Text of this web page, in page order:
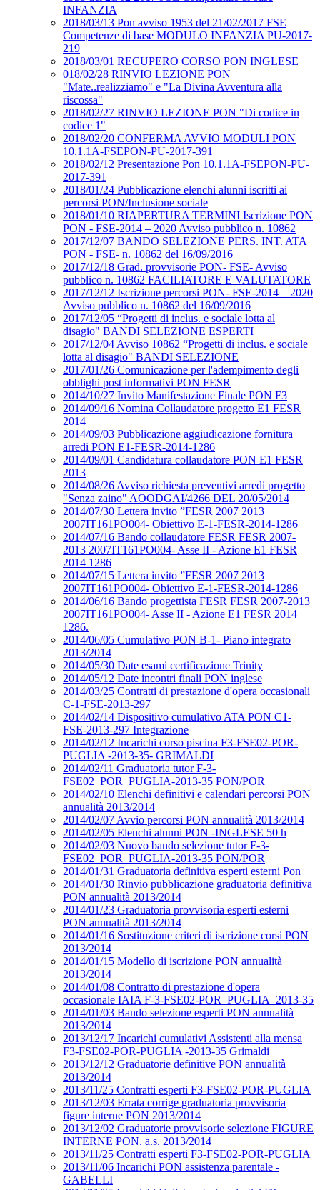
INFANZIA
2018/03/13 Pon avviso 1953 del 21/02/2017 FSE
Competenze di base MODULO INFANZIA PU-2017-
219
2018/03/01 RECUPERO CORSO PON INGLESE
018/02/28 RINVIO LEZIONE PON
"Mate..realizziamo" e "La Divina Avventura alla
riscossa"
2018/02/27 RINVIO LEZIONE PON "Di codice in
codice 1"
2018/02/20 CONFERMA AVVIO MODULI PON
10.1.1A-FSEPON-PU-2017-391
2018/02/12 Presentazione Pon 10.1.1A-FSEPON-PU-
2017-391
2018/01/24 Pubblicazione elenchi alunni iscritti ai
percorsi PON/Inclusione sociale
2018/01/10 RIAPERTURA TERMINI Iscrizione PON
PON - FSE-2014 – 2020 Avviso pubblico n. 10862
2017/12/07 BANDO SELEZIONE PERS. INT. ATA
PON - FSE- n. 10862 del 16/09/2016
2017/12/18 Grad. provvisorie PON- FSE- Avviso
pubblico n. 10862 FACILIATORE E VALUTATORE
2017/12/12 Iscrizione percorsi PON- FSE-2014 – 2020
Avviso pubblico n. 10862 del 16/09/2016
2017/12/05 “Progetti di inclus. e sociale lotta al
disagio" BANDI SELEZIONE ESPERTI
2017/12/04 Avviso 10862 “Progetti di inclus. e sociale
lotta al disagio" BANDI SELEZIONE
2017/01/26 Comunicazione per l'adempimento degli
obblighi post informativi PON FESR
2014/10/27 Invito Manifestazione Finale PON F3
2014/09/16 Nomina Collaudatore progetto E1 FESR
2014
2014/09/03 Pubblicazione aggiudicazione fornitura
arredi PON E1-FESR-2014-1286
2014/09/01 Candidatura collaudatore PON E1 FESR
2013
2014/08/26 Avviso richiesta preventivi arredi progetto
"Senza zaino" AOODGAI/4266 DEL 20/05/2014
2014/07/30 Lettera invito ”FESR 2007 2013
2007IT161PO004- Obiettivo E-1-FESR-2014-1286
2014/07/16 Bando collaudatore FESR FESR 2007-
2013 2007IT161PO004- Asse II - Azione E1 FESR
2014 1286
2014/07/15 Lettera invito ”FESR 2007 2013
2007IT161PO004- Obiettivo E-1-FESR-2014-1286
2014/06/16 Bando progettista FESR FESR 2007-2013
2007IT161PO004- Asse II - Azione E1 FESR 2014
1286.
2014/06/05 Cumulativo PON B-1- Piano integrato
2013/2014
2014/05/30 Date esami certificazione Trinity
2014/05/12 Date incontri finali PON inglese
2014/03/25 Contratti di prestazione d'opera occasionali
C-1-FSE-2013-297
2014/02/14 Dispositivo cumulativo ATA PON C1-
FSE-2013-297 Integrazione
2014/02/12 Incarichi corso piscina F3-FSE02-POR-
PUGLIA -2013-35- GRIMALDI
2014/02/11 Graduatoria tutor F-3-
FSE02_POR_PUGLIA-2013-35 PON/POR
2014/02/10 Elenchi definitivi e calendari percorsi PON
annualità 2013/2014
2014/02/07 Avvio percorsi PON annualità 2013/2014
2014/02/05 Elenchi alunni PON -INGLESE 50 h
2014/02/03 Nuovo bando selezione tutor F-3-
FSE02_POR_PUGLIA-2013-35 PON/POR
2014/01/31 Graduatoria definitiva esperti esterni Pon
2014/01/30 Rinvio pubblicazione graduatoria definitiva
PON annualità 2013/2014
2014/01/23 Graduatoria provvisoria esperti esterni
PON annualità 2013/2014
2014/01/16 Sostituzione criteri di iscrizione corsi PON
2013/2014
2014/01/15 Modello di iscrizione PON annualità
2013/2014
2014/01/08 Contratto di prestazione d'opera
occasionale IAIA F-3-FSE02-POR_PUGLIA_2013-35
2014/01/03 Bando selezione esperti PON annualità
2013/2014
2013/12/17 Incarichi cumulativi Assistenti alla mensa
F3-FSE02-POR-PUGLIA -2013-35 Grimaldi
2013/12/12 Graduatorie definitive PON annualità
2013/2014
2013/11/25 Contratti esperti F3-FSE02-POR-PUGLIA
2013/12/03 Errata corrige graduatoria provvisoria
figure interne PON 2013/2014
2013/12/02 Graduatorie provvisorie selezione FIGURE
INTERNE PON. a.s. 2013/2014
2013/11/25 Contratti esperti F3-FSE02-POR-PUGLIA
2013/11/06 Incarichi PON assistenza parentale -
GABELLI